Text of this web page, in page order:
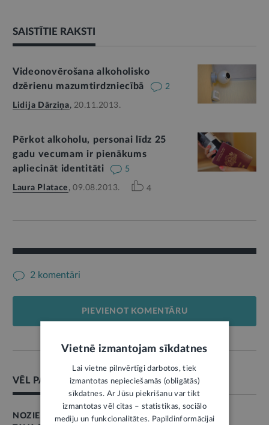
SAISTĪTIE RAKSTI
Videonovērošana alkoholisko
dzērienu mazumtirdzniecībā
2
Lidija Dārziņa, 20.11.2013.
Pērkot alkoholu, personai līdz 25
gadu vecumam ir pienākums
apliecināt identitāti
5
Laura Platace ,09.08.2013. 4
2 komentāri
PIEVIENOT KOMENTĀRU
VĒL PAR ŠO TĒMU
NOZIEDZĪBA
Vietnē izmantojam sīkdatnes
Lai vietne pilnvērtīgi darbotos, tiek
izmantotas nepieciešamās (obligātās)
sīkdatnes. Ar Jūsu piekrišanu var tikt
izmantotas vēl citas – statistikas, sociālo
mediju un funkcionalitātes. Papildinformācijai